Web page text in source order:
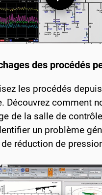
des procédés
les procédés
Découvrez comment
de la salle de
un problème
réduction de